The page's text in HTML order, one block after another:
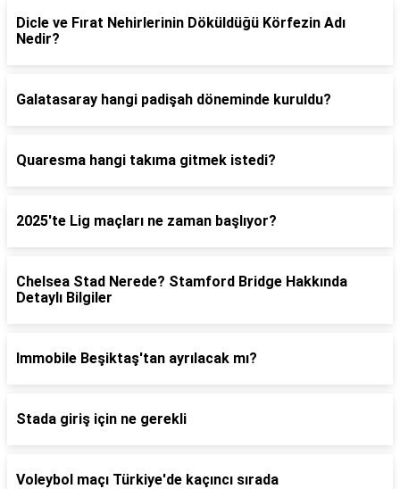
Dicle ve Fırat Nehirlerinin Döküldüğü Körfezin Adı
Nedir?
Galatasaray hangi padişah döneminde kuruldu?
Quaresma hangi takıma gitmek istedi?
2025'te Lig maçları ne zaman başlıyor?
Chelsea Stad Nerede? Stamford Bridge Hakkında
Detaylı Bilgiler
Immobile Beşiktaş'tan ayrılacak mı?
Stada giriş için ne gerekli
Voleybol maçı Türkiye'de kaçıncı sırada